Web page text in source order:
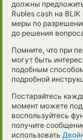
должны
Rubles cash на
меры по
до решения
Помните, что при
могут быть
подобным
подробной
Постарайтесь
момент можете
воспользуйтесь
получите
использовать